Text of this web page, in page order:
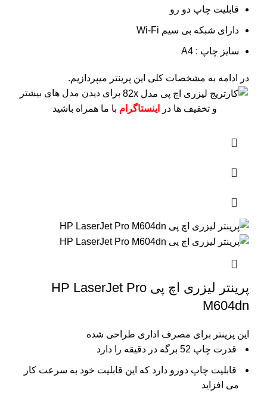
قابلیت چاپ دو رو
دارای شبکه بی سیم Wi-Fi
سایز چاپ : A4
در ادامه به مشخصات کلی این پرینتر میپردازیم.
برای دیدن مدل های بیشتر
و تخفیف ها در
اینستاگرام با ما همراه باشید
پرینتر لیزری اچ پی HP LaserJet Pro
M604dn
این پرینتر برای مصرف اداری طراحی شده
قدرت چاپ 52 برگه در دقیقه را دارد
قابلیت چاپ دورو دارد که این قابلیت خود به سرعت کار
می افزاید